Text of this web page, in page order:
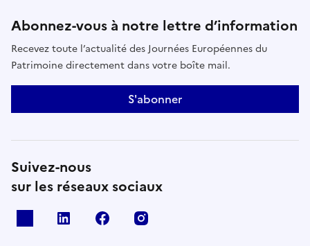
Abonnez-vous à notre lettre d’information
Recevez toute l’actualité des Journées Européennes du
Patrimoine directement dans votre boîte mail.
S'abonner
Suivez-nous
sur les réseaux sociaux
Linkedin Facebook